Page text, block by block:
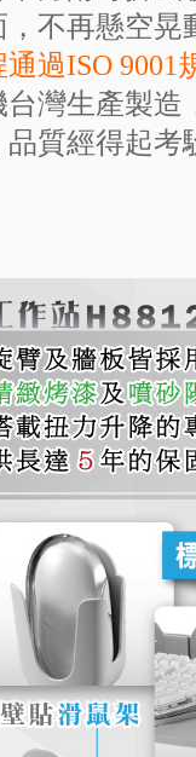
，不再懸空晃
過ISO 9001
灣生產製造
品質經得起考